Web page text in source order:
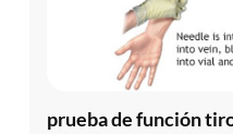
prueba de función